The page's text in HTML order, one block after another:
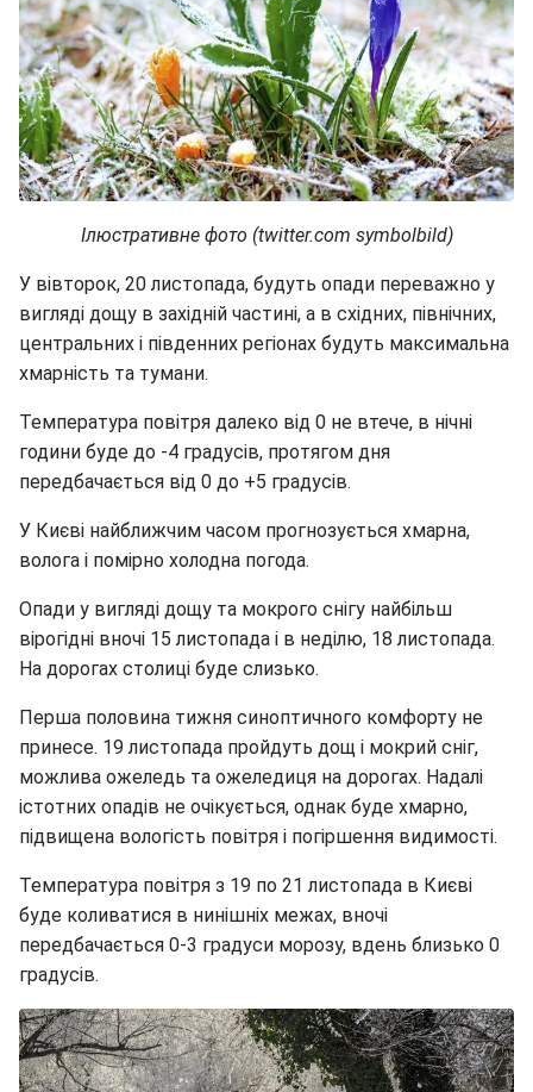
Ілюстративне фото (twitter.com symbolbild)
У вівторок, 20 листопада, будуть опади переважно у
вигляді дощу в західній частині, а в східних, північних,
центральних і південних регіонах будуть максимальна
хмарність та тумани.
Температура повітря далеко від 0 не втече, в нічні
години буде до -4 градусів, протягом дня
передбачається від 0 до +5 градусів.
У Києві найближчим часом прогнозується хмарна,
волога і помірно холодна погода.
Опади у вигляді дощу та мокрого снігу найбільш
вірогідні вночі 15 листопада і в неділю, 18 листопада.
На дорогах столиці буде слизько.
Перша половина тижня синоптичного комфорту не
принесе. 19 листопада пройдуть дощ і мокрий сніг,
можлива ожеледь та ожеледиця на дорогах. Надалі
істотних опадів не очікується, однак буде хмарно,
підвищена вологість повітря і погіршення видимості.
Температура повітря з 19 по 21 листопада в Києві
буде коливатися в нинішніх межах, вночі
передбачається 0-3 градуси морозу, вдень близько 0
градусів.